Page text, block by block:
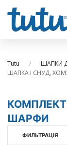
Tutu ШАПКИ
ШАПКА І СНУД,
ШАРФИ
ФИЛЬТРАЦІЯ